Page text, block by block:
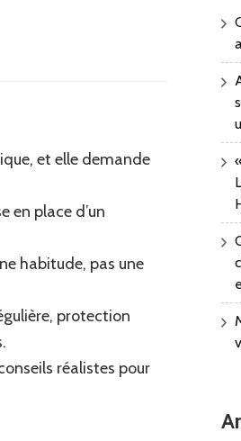
et elle demande
en place d’un
habitude, pas une
protection
réalistes pour